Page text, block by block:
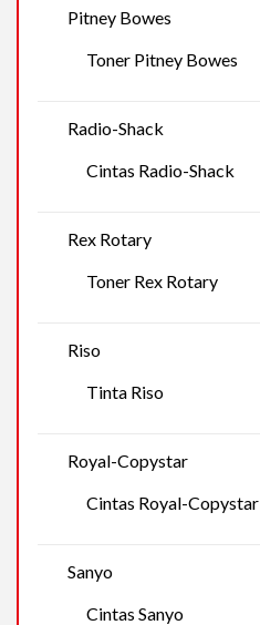
Pitney Bowes
Toner Pitney Bowes
Radio-Shack
Cintas Radio-Shack
Rex Rotary
Toner Rex Rotary
Riso
Tinta Riso
Royal-Copystar
Cintas Royal-Copystar
Sanyo
Cintas Sanyo